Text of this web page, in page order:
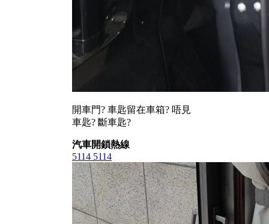
開車門? 車匙留在車箱? 唔見
車匙? 斷車匙?
汽車開鎖熱線
5114 5114